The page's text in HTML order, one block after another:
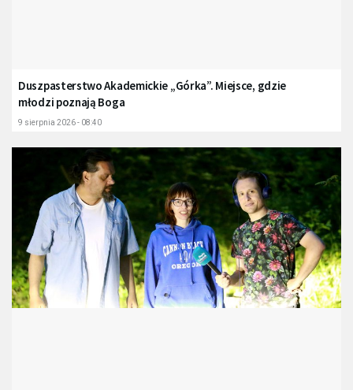
Duszpasterstwo Akademickie „Górka”. Miejsce, gdzie
młodzi poznają Boga
9 sierpnia 2026 - 08:40